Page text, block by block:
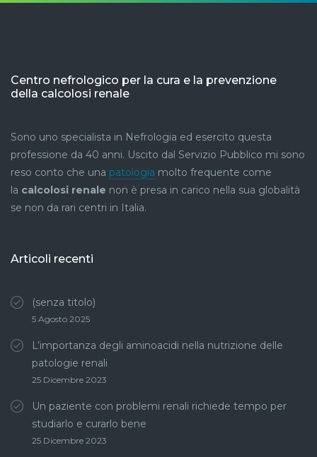
Centro nefrologico per la cura e la prevenzione
della calcolosi renale
Sono uno specialista in Nefrologia ed esercito questa
professione da 40 anni. Uscito dal Servizio Pubblico mi sono
reso conto che una patologia molto frequente come
la calcolosi renale non è presa in carico nella sua globalità
se non da rari centri in Italia.
Articoli recenti
(senza titolo)
5 Agosto 2025
L’importanza degli aminoacidi nella nutrizione delle
patologie renali
25 Dicembre 2023
Un paziente con problemi renali richiede tempo per
studiarlo e curarlo bene
25 Dicembre 2023